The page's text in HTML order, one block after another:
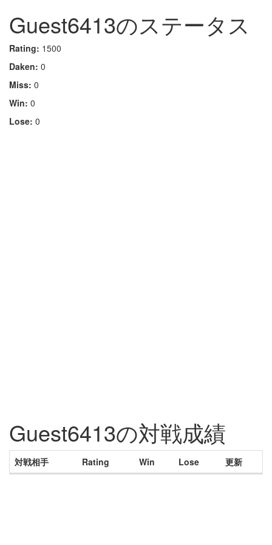
Guest6413のステータス
Rating: 1500
Daken: 0
Miss: 0
Win: 0
Lose: 0
Guest6413の対戦成績
対戦相手 Rating Win Lose 更新